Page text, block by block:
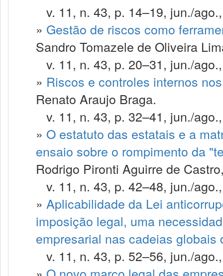
v. 11, n. 43, p. 14–19, jun./
» Gestão de riscos como
Sandro Tomazele de Oliveira
v. 11, n. 43, p. 20–31, jun./
» Riscos e controles internos
Renato Araujo Braga.
v. 11, n. 43, p. 32–41, jun./
» O estatuto das estatais e a
ensaio sobre o rompimento da
Rodrigo Pironti Aguirre de
v. 11, n. 43, p. 42–48, jun./
» Aplicabilidade da Lei
imposição legal, uma
empresarial nas cadeias globais
v. 11, n. 43, p. 52–56, jun./